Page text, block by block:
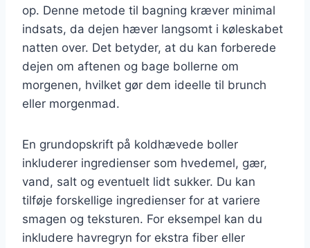
op. Denne metode til bagning kræver minimal
indsats, da dejen hæver langsomt i køleskabet
natten over. Det betyder, at du kan forberede
dejen om aftenen og bage bollerne om
morgenen, hvilket gør dem ideelle til brunch
eller morgenmad.
En grundopskrift på koldhævede boller
inkluderer ingredienser som hvedemel, gær,
vand, salt og eventuelt lidt sukker. Du kan
tilføje forskellige ingredienser for at variere
smagen og teksturen. For eksempel kan du
inkludere havregryn for ekstra fiber eller